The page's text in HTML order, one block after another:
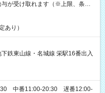
が受け取れます（※上限、条件
あり）
鉄東山線・名城線 栄駅16番出入